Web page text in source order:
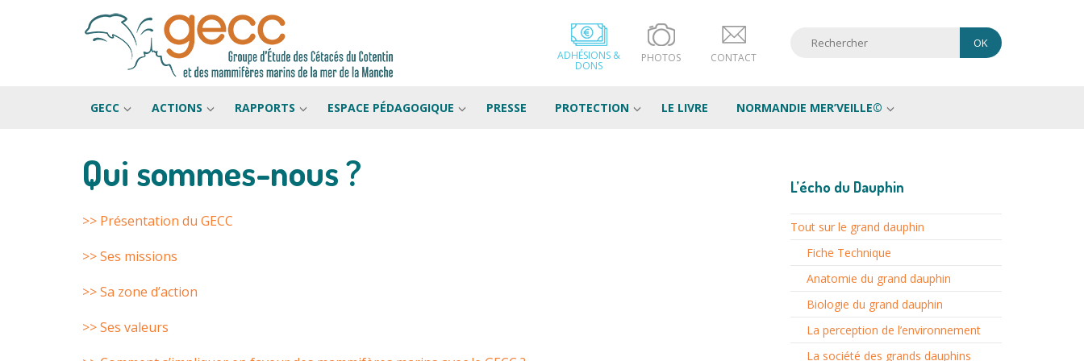
ADHÉSIONS &
DONS
PHOTOS CONTACT
GECC ACTIONS RAPPORTS ESPACE PÉDAGOGIQUE PRESSE PROTECTION LE LIVRE NORMANDIE MER’VEILLE©
Qui sommes-nous ?
>> Présentation du GECC
>> Ses missions
>> Sa zone d’action
>> Ses valeurs
L’écho du Dauphin
Tout sur le grand dauphin
Fiche Technique
Anatomie du grand dauphin
Biologie du grand dauphin
La perception de l’environnement
La société des grands dauphins